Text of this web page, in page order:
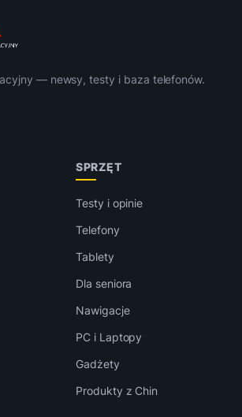
— newsy, testy i baza telefonów.
SPRZĘT
Testy i opinie
Telefony
Tablety
Dla seniora
Nawigacje
PC i Laptopy
Gadżety
Produkty z Chin